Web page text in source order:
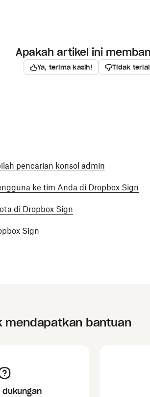
Apakah artikel ini
Ya, terima kasih! Tidak
pencarian konsol admin
ke tim Anda di Dropbox Sign
di Dropbox Sign
Sign
mendapatkan bantuan
dukungan